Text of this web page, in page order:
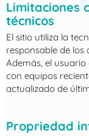
Limitaciones
técnicos
El sitio utiliza la
responsable de los
Además, el
con equipos
actualizado de
Propriedad